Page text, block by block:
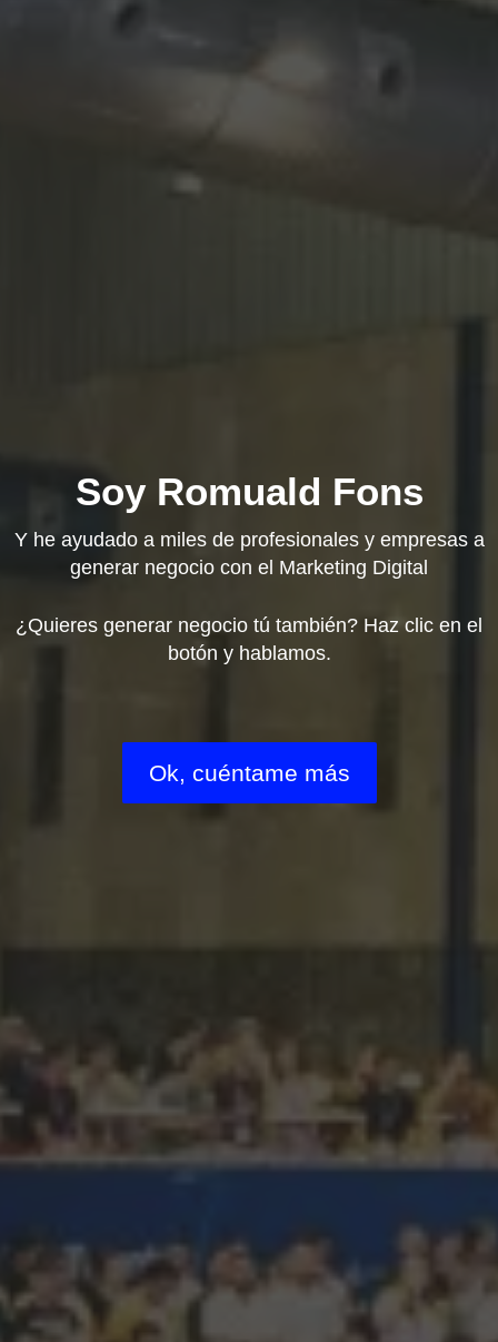
Soy Romuald Fons
Y he ayudado a miles de profesionales y empresas a
generar negocio con el Marketing Digital
¿Quieres generar negocio tú también? Haz clic en el
botón y hablamos.
Ok, cuéntame más